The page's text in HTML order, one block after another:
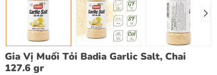
Gia Vị Muối Tỏi Badia Garlic Salt, Chai
127.6 gr